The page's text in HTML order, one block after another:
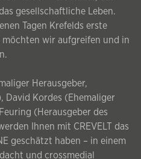
gesellschaftliche Leben.
Tagen Krefelds erste
möchten wir aufgreifen und in
Herausgeber,
David Kordes (Ehemaliger
(Herausgeber des
Ihnen mit CREVELT das
geschätzt haben – in einem
und crossmedial